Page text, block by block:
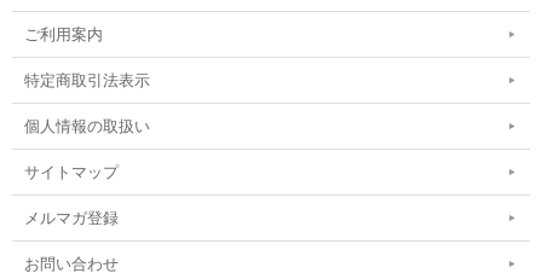
ご利用案内
特定商取引法表示
個人情報の取扱い
サイトマップ
メルマガ登録
お問い合わせ